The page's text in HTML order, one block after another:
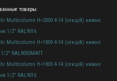
товары:
Multicolumn H=2000 4-14 (секцій) нижнє
1/2" RAL9016
Multicolumn H=1800 4-14 (секцій) нижнє
2" RAL9005MATT
Multicolumn H=1800 4-14 (секцій) нижнє
1/2" RAL9016